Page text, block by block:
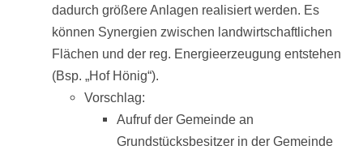
dadurch größere Anlagen realisiert werden. Es
können Synergien zwischen landwirtschaftlichen
Flächen und der reg. Energieerzeugung entstehen
(Bsp. „Hof Hönig“).
Vorschlag:
Aufruf der Gemeinde an
Grundstücksbesitzer in der Gemeinde